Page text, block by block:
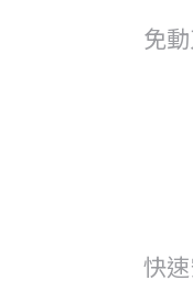
免
快